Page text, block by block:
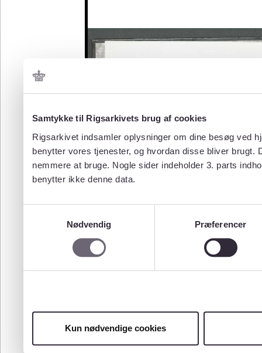
Samtykke til Rigsarkivets brug af cookies
Rigsarkivet indsamler oplysninger om dine besøg ved
benytter vores tjenester, og hvordan disse bliver
nemmere at bruge. Nogle sider indeholder 3. parts
benytter ikke denne data.
Nødvendig
Præferencer
Kun nødvendige cookies